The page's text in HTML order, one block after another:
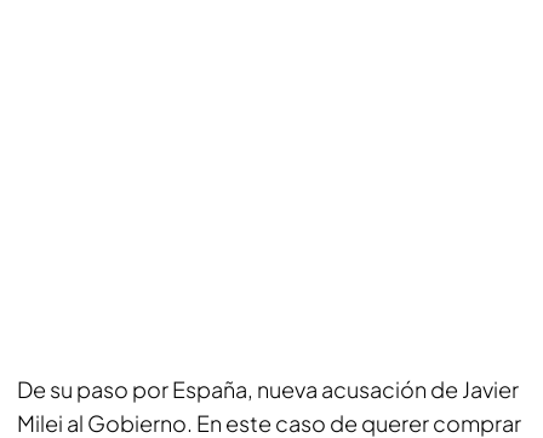
De su paso por España, nueva acusación de Javier
Milei al Gobierno. En este caso de querer comprar